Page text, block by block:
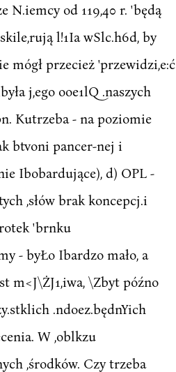
N.iemcy od 119,40 r. 'będą
l!1Ia wSlc.h6d, by
mógł przecież 'przewidzi,e:ć
j,ego ooe1lQ .naszych
Kutrzeba - na poziomie
btvoni pancer-nej i
Ibobardujące), d) OPL -
,słów brak koncepcj.i
'brnku
- byŁo Ibardzo mało, a
m<J\ŻJ1,iwa, \Zbyt późno
.ndoez.będnYich
W ,oblkzu
,środków. Czy trzeba